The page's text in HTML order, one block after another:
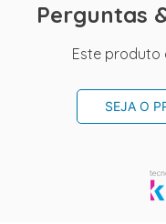
Perguntas
Este produto
SEJA O